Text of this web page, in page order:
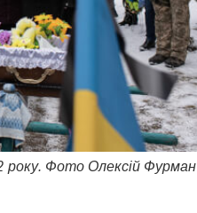
року. Фото Олексій Фурман